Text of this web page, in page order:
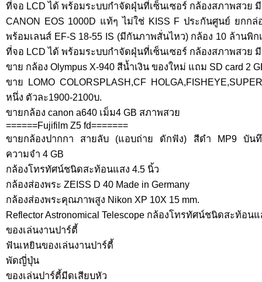
ที่จอ LCD ได้ พร้อมระบบกำจัดฝุ่นที่เซ็นเซอร์ กล้องสภาพสวย
CANON EOS 1000D แท้ๆ ไม่ใช่ KISS F ประกันศูนย์ ยกก
พร้อมเลนส์ EF-S 18-55 IS (มีกันภาพสั่นไหว) กล้อง 10 ล้านพิ
ที่จอ LCD ได้ พร้อมระบบกำจัดฝุ่นที่เซ็นเซอร์ กล้องสภาพสวย
ขาย กล้อง Olympus X-940 สีน้ำเงิน ของใหม่ แถม SD card 2
ขาย LOMO COLORSPLASH,CF
หนึ่ง ตัวละ1900-2100บ.
ขายกล้อง canon a640 เม็ม4 GB สภาพสวย
======Fujifilm Z5 fd=======
ขายกล้องปากกา สายลับ (แอบถ่าย ดักฟัง) สีดำ MP9 บันทึ
ความจำ 4 GB
กล้องโทรทัศน์ชนิดสะท้อนแสง 4.5 นิ้ว
กล้องส่องพระ ZEISS D 40 Made in Germany
กล้องส่องพระคุณภาพสูง Nikon XP 10X 15 mm.
Reflector Astronomical Telescope กล้องโทรทัศน์ชนิดสะท้อนแ
ของเล่นงานปาร์ตี้
ฟันเหยินของเล่นงานปาร์ตี้
พัดญี่ปุ่น
ของเล่นปาร์ตี้มีดเสียบหัว